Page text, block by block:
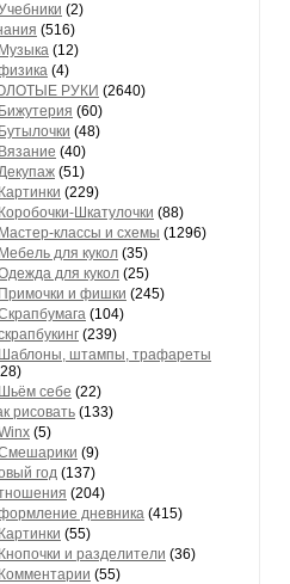
(2)
(516)
Музыкa (12)
(4)
РУКИ (2640)
Бижутерия (60)
Бутылочки (48)
Вязaние (40)
(51)
Кaртинки (229)
Коробочки-Шкатулочки (88)
Мастер-классы и схемы (1296)
Мебель для кукол (35)
для кукол (25)
Примочки и фишки (245)
(104)
(239)
Шaблоны, штaмпы, трaфaреты
Шьём себе (22)
рисовать (133)
(5)
(9)
год (137)
(204)
дневника (415)
Кaртинки (55)
Кнопочки и рaзделители (36)
Комментaрии (55)